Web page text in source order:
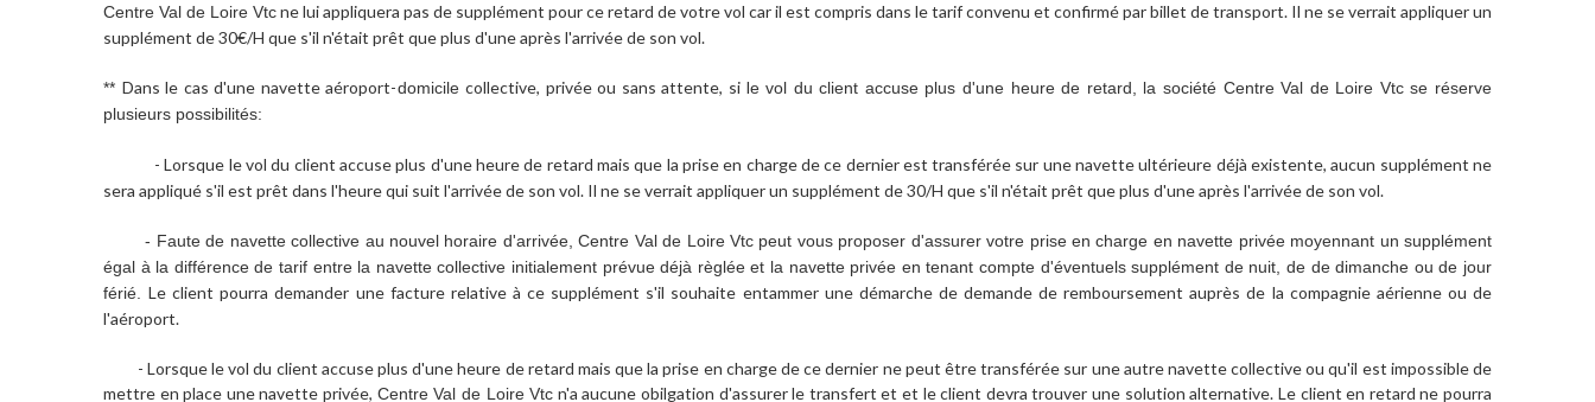
Centre Val de Loire Vtcne lui appliquera pas de supplément pour ce retard de votre vol car il est compris dans le tarif convenu et confirmé par billet de transport. Il ne se verrait appliquer un
supplément de 30€/H que s'il n'était prêt que plus d'une après l'arrivée de son vol.
** Dans le cas d'une navette aéroport-domicilecollective, privée ou sans attente, si le vol du client accuse plus d'une heure de retard, la société Centre Val de Loire Vtcse réserve
plusieurs possibilités:
- Lorsque le vol du client accuse plus d'une heure de retard mais que la prise en charge de ce dernier est transférée sur une navette ultérieure déjà existente, aucun supplément ne
sera appliqué s'il est prêt dans l'heure qui suit l'arrivée de son vol. Il ne se verrait appliquer un supplément de 30/H que s'il n'était prêt que plus d'une après l'arrivée de son vol.
- Faute de navette collective au nouvel horaire d'arrivée,Centre Val de Loire Vtc peut vous proposer d'assurer votre prise en charge en navette privée moyennant un supplément
égal à la différence de tarif entre la navette collective initialement prévue déjà règlée et la navette privée en tenant compte d'éventuels supplément de nuit, de de dimanche ou de jour
férié.Le client pourra demander une facture relative à ce supplément s'il souhaite entammer une démarche de demande de remboursement auprès de la compagnie aérienne ou de
l'aéroport.
- Lorsque le vol du client accuse plus d'une heure de retard mais que la prise en charge de ce dernier ne peut être transférée sur une autre navette collective ou qu'il est impossible de
mettre en place une navette privée, Centre Val de Loire Vtc n'a aucune obilgation d'assurer le transfert et et le client devra trouver une solution alternative. Le client en retard ne pourra